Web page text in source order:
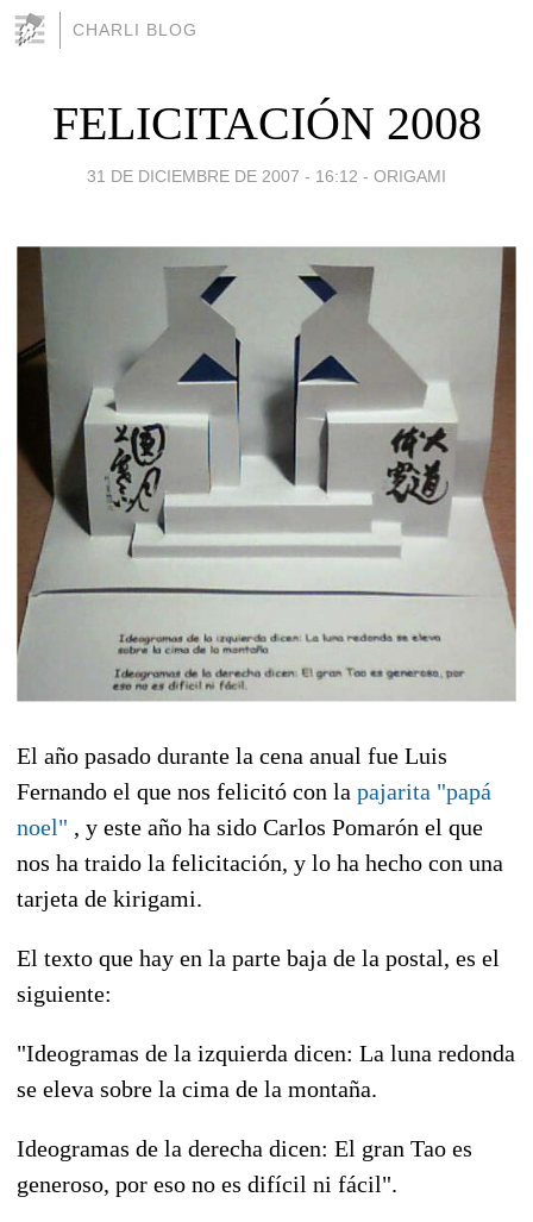
CHARLI BLOG
FELICITACIÓN 2008
31 DE DICIEMBRE DE 2007 - 16:12 - ORIGAMI
El año pasado durante la cena anual fue Luis
Fernando el que nos felicitó con la pajarita "papá
noel" , y este año ha sido Carlos Pomarón el que
nos ha traido la felicitación, y lo ha hecho con una
tarjeta de kirigami.
El texto que hay en la parte baja de la postal, es el
siguiente:
"Ideogramas de la izquierda dicen: La luna redonda
se eleva sobre la cima de la montaña.
Ideogramas de la derecha dicen: El gran Tao es
generoso, por eso no es difícil ni fácil".